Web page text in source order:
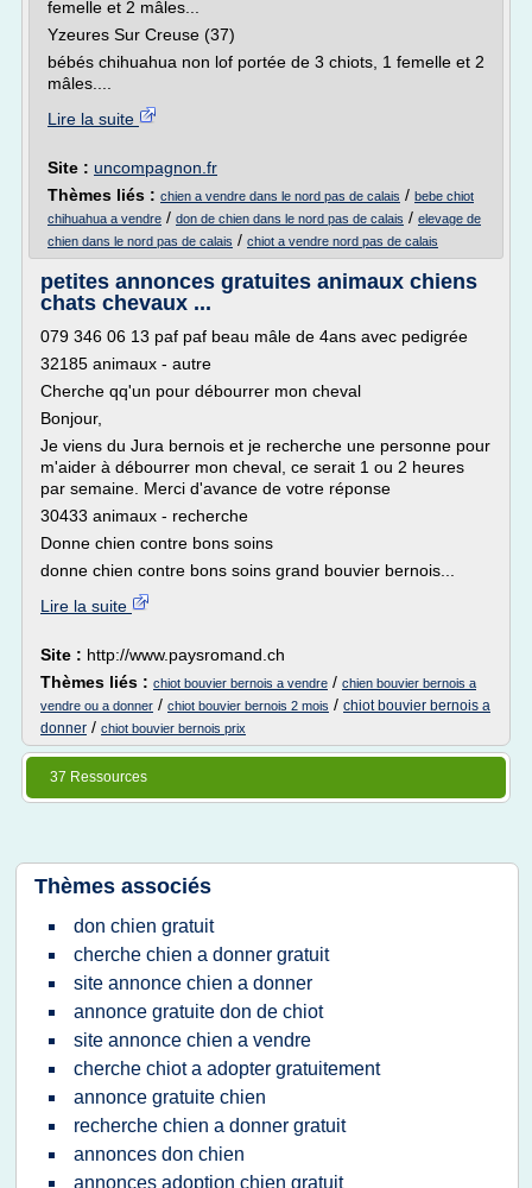
femelle et 2 mâles...
Yzeures Sur Creuse (37)
bébés chihuahua non lof portée de 3 chiots, 1 femelle et 2
mâles....
Lire la suite
Site : uncompagnon.fr
Thèmes liés : chien a vendre dans le nord pas de calais / bebe chiot
chihuahua a vendre / don de chien dans le nord pas de calais / elevage de
chien dans le nord pas de calais / chiot a vendre nord pas de calais
petites annonces gratuites animaux chiens
chats chevaux ...
079 346 06 13 paf paf beau mâle de 4ans avec pedigrée
32185 animaux - autre
Cherche qq'un pour débourrer mon cheval
Bonjour,
Je viens du Jura bernois et je recherche une personne pour
m'aider à débourrer mon cheval, ce serait 1 ou 2 heures
par semaine. Merci d'avance de votre réponse
30433 animaux - recherche
Donne chien contre bons soins
donne chien contre bons soins grand bouvier bernois...
Lire la suite
Site : http://www.paysromand.ch
Thèmes liés : chiot bouvier bernois a vendre / chien bouvier bernois a
vendre ou a donner / chiot bouvier bernois 2 mois / chiot bouvier bernois a
donner / chiot bouvier bernois prix
37 Ressources
Thèmes associés
don chien gratuit
cherche chien a donner gratuit
site annonce chien a donner
annonce gratuite don de chiot
site annonce chien a vendre
cherche chiot a adopter gratuitement
annonce gratuite chien
recherche chien a donner gratuit
annonces don chien
annonces adoption chien gratuit